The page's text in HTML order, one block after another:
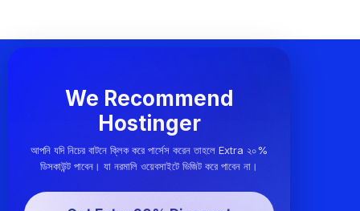
We Recommend
Hostinger
আপনি যদি নিচের বাটনে ক্লিক করে পার্সেস করেন তাহলে Extra ২০%
ডিসকাউন্ট পাবেন। যা নরমালি ওয়েবসাইটে ভিজিট করে পাবেন না।